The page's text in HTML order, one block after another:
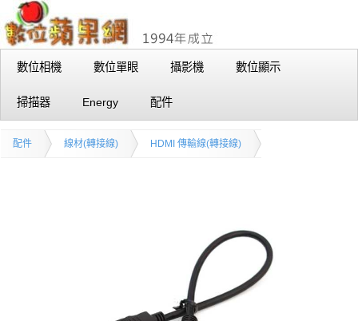
數位相機 數位單眼 攝影機 數位顯示
掃描器 Energy 配件
配件 線材(轉接線) HDMI 傳輸線(轉接線)